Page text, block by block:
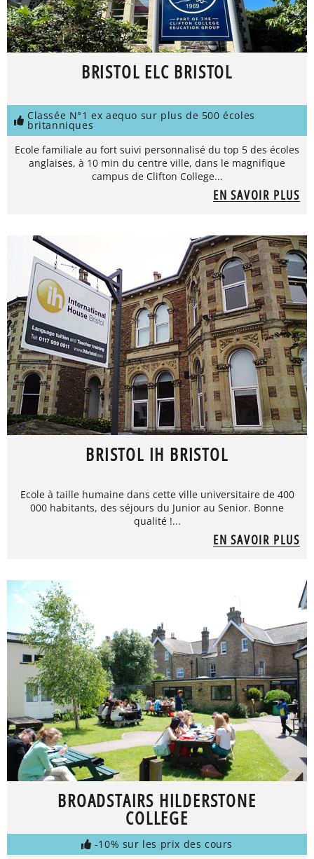
BRISTOL ELC BRISTOL
Classée N°1 ex aequo sur plus de 500 écoles
britanniques
Ecole familiale au fort suivi personnalisé du top 5 des écoles
anglaises, à 10 min du centre ville, dans le magnifique
campus de Clifton College...
EN SAVOIR PLUS
BRISTOL IH BRISTOL
Ecole à taille humaine dans cette ville universitaire de 400
000 habitants, des séjours du Junior au Senior. Bonne
qualité !...
EN SAVOIR PLUS
BROADSTAIRS HILDERSTONE
COLLEGE
-10% sur les prix des cours